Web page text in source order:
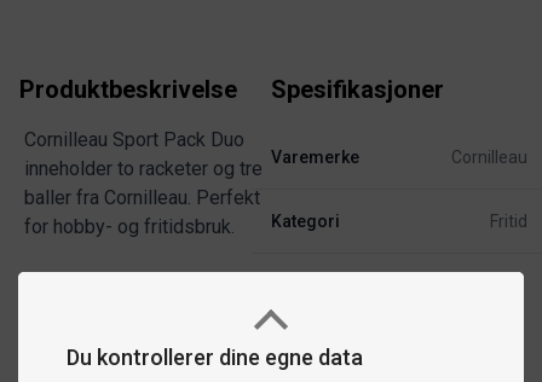
Du kontrollerer dine egne data
Produktbeskrivelse
Cornilleau Sport Pack Duo
inneholder to racketer og tre
baller fra Cornilleau. Perfekt
for hobby- og fritidsbruk.
Spesifikasjoner
Varemerke Cornilleau
Kategori Fritid